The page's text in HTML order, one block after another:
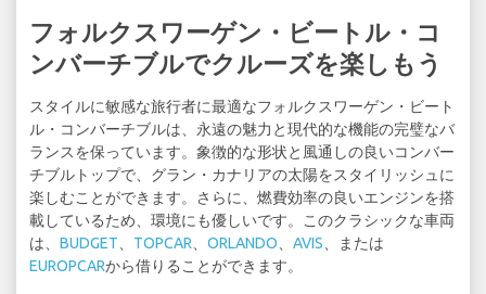
フォルクスワーゲン・ビートル・コ
ンバーチブルでクルーズを楽しもう
スタイルに敏感な旅行者に最適なフォルクスワーゲン・ビート
ル・コンバーチブルは、永遠の魅力と現代的な機能の完璧なバ
ランスを保っています。象徴的な形状と風通しの良いコンバー
チブルトップで、グラン・カナリアの太陽をスタイリッシュに
楽しむことができます。さらに、燃費効率の良いエンジンを搭
載しているため、環境にも優しいです。このクラシックな車両
は、 BUDGET TOPCAR ORLANDO AVIS 、または
EUROPCARから借りることができます。